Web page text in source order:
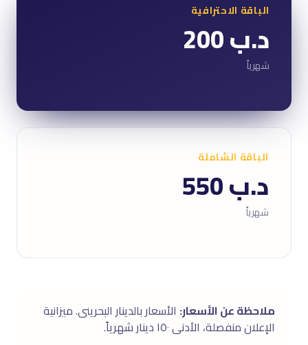
الباقة الاحترافية
د.ب 200
شهرياً
الباقة الشاملة
د.ب 550
شهرياً
ملاحظة عن الأسعار: الأسعار بالدينار البحرينى. ميزانية
الإعلان منفصلة، الأدنى ١٥٠ دينار شهرياً.